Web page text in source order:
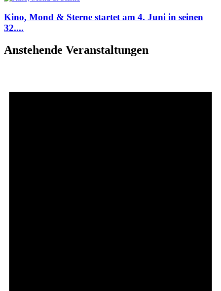
Kino, Mond & Sterne startet am 4. Juni in seinen
32....
Anstehende Veranstaltungen